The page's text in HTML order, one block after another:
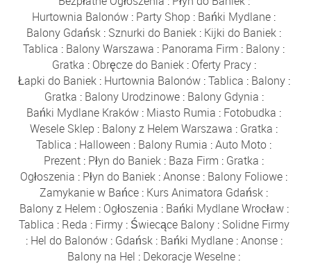
Hurtownia Balonów : Party Shop : Bańki Mydlane :
Balony Gdańsk : Sznurki do Baniek : Kijki do Baniek :
Tablica : Balony Warszawa : Panorama Firm : Balony :
Gratka : Obręcze do Baniek: Oferty Pracy:
Łapki do Baniek: Hurtownia Balonów:Tablica : Balony:
Gratka : Balony Urodzinowe: Balony Gdynia :
Bańki Mydlane Kraków : Miasto Rumia : Fotobudka :
Wesele Sklep : Balony z Helem Warszawa : Gratka :
Tablica : Halloween : Balony Rumia :Auto Moto :
Prezent : Płyn do Baniek : Baza Firm : Gratka :
Ogłoszenia : Płyn do Baniek :Anonse : Balony Foliowe :
Zamykanie w Bańce : Kurs Animatora Gdańsk :
Balony z Helem : Ogłoszenia : Bańki Mydlane Wrocław:
Tablica : Reda : Firmy: Świecące Balony: Solidne Firmy
: Hel do Balonów: Gdańsk: Bańki Mydlane:Anonse:
Balony na Hel : Dekoracje Weselne :